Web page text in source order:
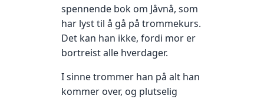
spennende bok om Jåvnå, som
har lyst til å gå på trommekurs.
Det kan han ikke, fordi mor er
bortreist alle hverdager.
I sinne trommer han på alt han
kommer over, og plutselig